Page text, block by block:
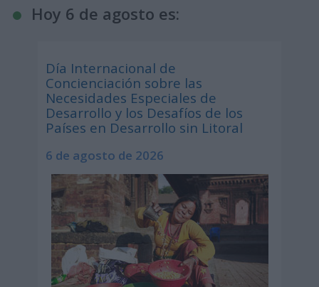
Hoy 6 de agosto es:
Día Internacional de
Concienciación sobre las
Necesidades Especiales de
Desarrollo y los Desafíos de los
Países en Desarrollo sin Litoral
6 de agosto de 2026